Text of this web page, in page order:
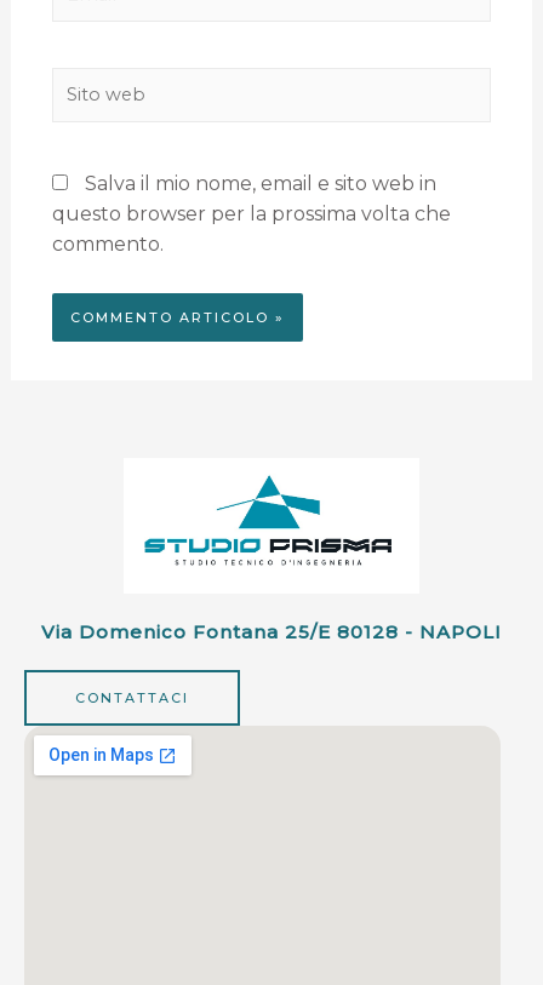
Salva il mio nome, email e sito web in
questo browser per la prossima volta che
commento.
Via Domenico Fontana 25/e 80128 - NAPOLI
CONTATTACI